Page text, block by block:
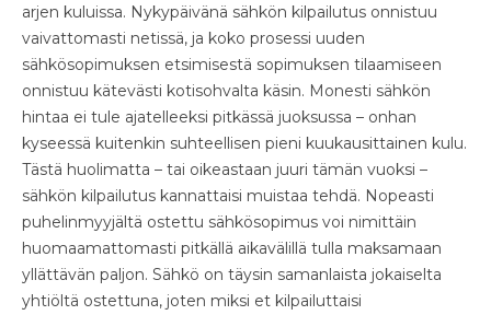
arjen kuluissa. Nykypäivänä sähkön kilpailutus onnistuu
vaivattomasti netissä, ja koko prosessi uuden
sähkösopimuksen etsimisestä sopimuksen tilaamiseen
onnistuu kätevästi kotisohvalta käsin. Monesti sähkön
hintaa ei tule ajatelleeksi pitkässä juoksussa – onhan
kyseessä kuitenkin suhteellisen pieni kuukausittainen kulu.
Tästä huolimatta – tai oikeastaan juuri tämän vuoksi –
sähkön kilpailutus kannattaisi muistaa tehdä. Nopeasti
puhelinmyyjältä ostettu sähkösopimus voi nimittäin
huomaamattomasti pitkällä aikavälillä tulla maksamaan
yllättävän paljon. Sähkö on täysin samanlaista jokaiselta
yhtiöltä ostettuna, joten miksi et kilpailuttaisi